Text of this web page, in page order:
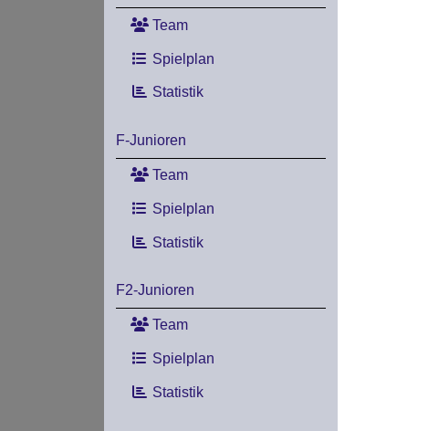
Team
Spielplan
Statistik
F-Junioren
Team
Spielplan
Statistik
F2-Junioren
Team
Spielplan
Statistik